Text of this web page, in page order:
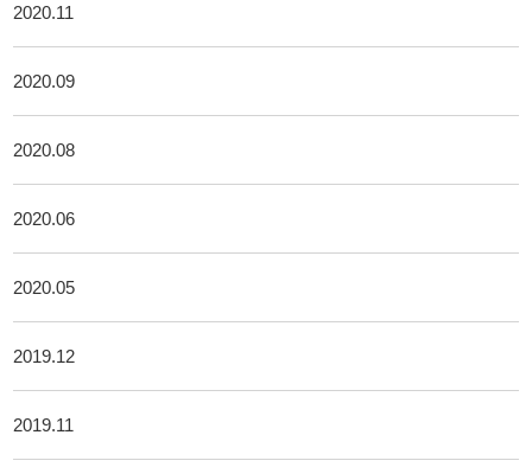
2020.11
2020.09
2020.08
2020.06
2020.05
2019.12
2019.11